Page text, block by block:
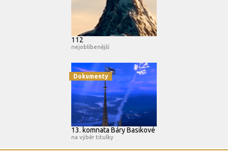
112
nejoblíbenější
Dokumenty
13. komnata Báry Basikové
na výběr titulky